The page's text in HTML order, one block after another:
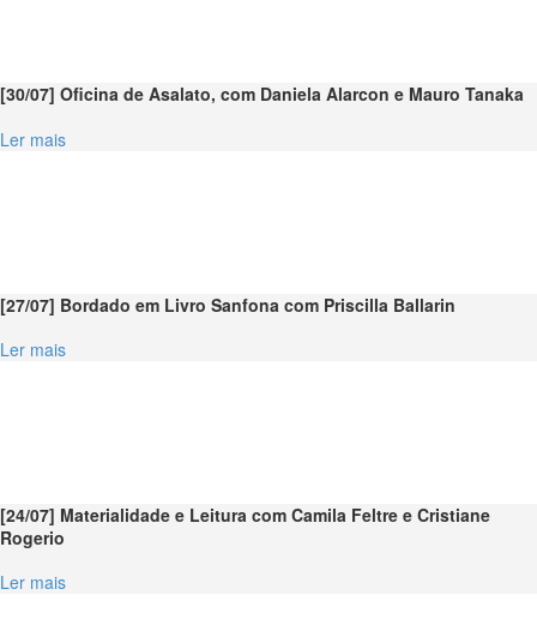
[30/07] Oficina de Asalato, com Daniela Alarcon e Mauro Tanaka
Ler mais
[27/07] Bordado em Livro Sanfona com Priscilla Ballarin
Ler mais
[24/07] Materialidade e Leitura com Camila Feltre e Cristiane
Rogerio
Ler mais